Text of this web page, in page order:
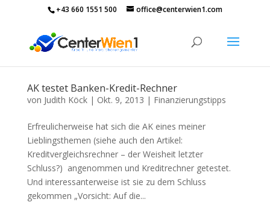
+43 660 1551 500 office@centerwien1.com
AK testet Banken-Kredit-Rechner
von Judith Köck| Okt. 9, 2013 | Finanzierungstipps
Erfreulicherweise hat sich die AK eines meiner
Lieblingsthemen (siehe auch den Artikel:
Kreditvergleichsrechner – der Weisheit letzter
Schluss?) angenommen und Kreditrechner getestet.
Und interessanterweise ist sie zu dem Schluss
gekommen „Vorsicht: Auf die...